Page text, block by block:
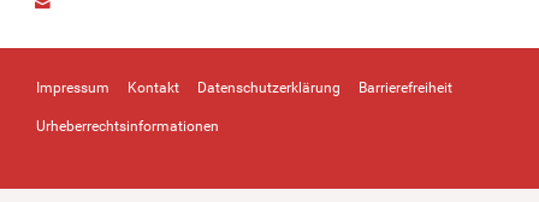
Impressum Kontakt Datenschutzerklärung Barrierefreiheit
Urheberrechtsinformationen